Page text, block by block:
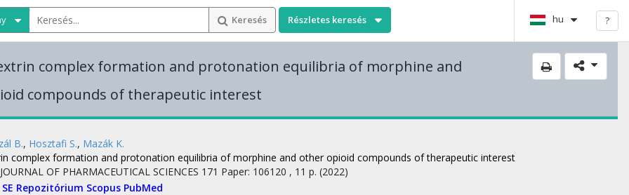
Keresés Részletes keresés hu ?
complex formation and protonation equilibria of morphine and
compounds of therapeutic interest
B., Hosztafi S., Mazák K.
complex formation and protonation equilibria of morphine and other opioid compounds of therapeutic interest
OF PHARMACEUTICAL SCIENCES 171 Paper: 106120 , 11 p. (2022)
SE Repozitórium Scopus PubMed